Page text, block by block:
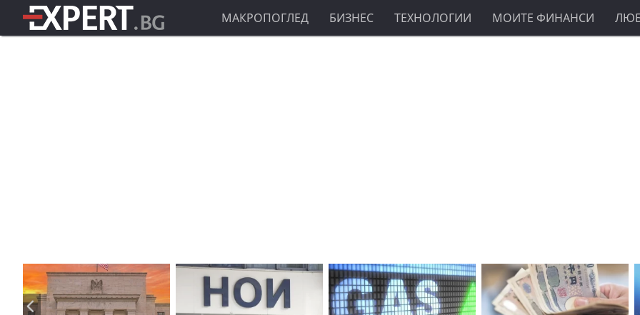
МАКРОПОГЛЕД БИЗНЕС ТЕХНОЛОГИИ МОИТЕ ФИНАНСИ